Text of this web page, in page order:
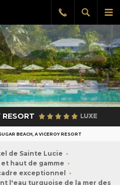
le
Afficher
la
Rappel
gratuit
RESORT
BEACH, A VICEROY RESORT
de Sainte Lucie
haut de gamme
exceptionnel
l'eau turquoise de la mer des